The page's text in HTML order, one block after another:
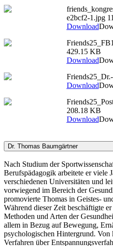
e2bcf2-1.jpg
Download
429.15 KB
Download
Download
208.18 KB
Download
Dr. Thomas Baumgärtner
Nach Studium der
Berufspädagogik arbeitete er viele
verschiedenen Universitäten und
vorwiegend im Bereich der
promovierte Thomas in Geistes-
Während dieser Zeit beschäftigte
Methoden und Arten der
allem in Bezug auf Bewegung,
psychologischen Hintergrund. Von
Verfahren über